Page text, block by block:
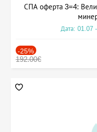
СПА оферта 3=4:
Дата: 01.07
-25%
192.00€